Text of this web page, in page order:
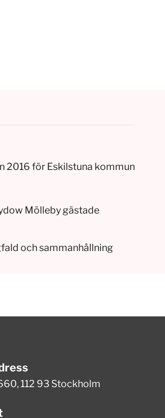
2016 för Eskilstuna kommun
Mölleby gästade
och sammanhållning
112 93 Stockholm